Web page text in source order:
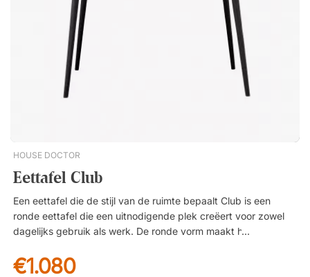
een warme, knusse sfeer in het interieur van de eetkamer. Het
mangohouten blad heeft een prachtig visgraatpatroon. Ruim,
rechthoekig tafelblad van mangohout. Visgraatpatroon met
kleurschakeringen die karakter geven. Onderstel van metaal.
HOUSE DOCTOR
Eettafel Club
Een eettafel die de stijl van de ruimte bepaalt Club is een
ronde eettafel die een uitnodigende plek creëert voor zowel
dagelijks gebruik als werk. De ronde vorm maakt het
waardoor de tafel een natuurlijk middelpunt wordt in zowel
€1.080